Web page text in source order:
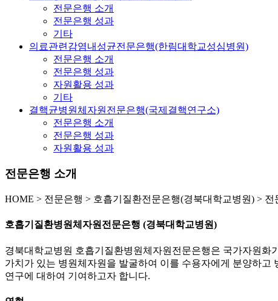
전문은행 소개
전문은행 성과
기타
의료관련감염내성균전문은행(한림대학교성심병원)
전문은행 소개
전문은행 성과
자원활용 성과
기타
결핵균병원체자원전문은행(국제결핵연구소)
전문은행 소개
전문은행 성과
자원활용 성과
전문은행 소개
HOME > 전문은행 > 호흡기질환전문은행(경북대학교병원) > 전
호흡기질환병원체자원전문은행 (경북대학교병원)
경북대학교병원 호흡기질환병원체자원전문은행은 국가자원화
가치가 있는 병원체자원을 발굴하여 이를 수용자에게 분양하
연구에 대하여 기여하고자 합니다.